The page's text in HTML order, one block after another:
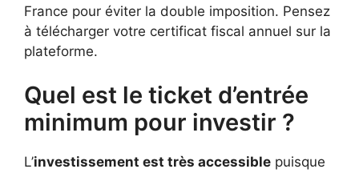
France pour éviter la double imposition. Pensez
à télécharger votre certificat fiscal annuel sur la
plateforme.
Quel est le ticket d’entrée
minimum pour investir ?
L’investissement est très accessible puisque